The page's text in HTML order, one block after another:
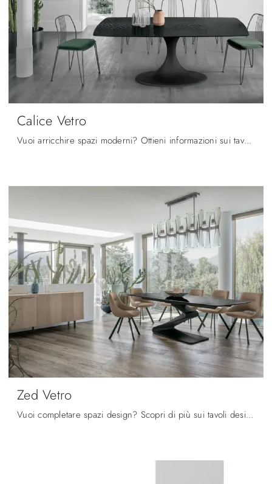
Calice Vetro
Vuoi arricchire spazi moderni? Ottieni informazioni sui tavoli moderni fissi: il modello da pranzo Calice Vetro ti sta aspettando.
Zed Vetro
Vuoi completare spazi design? Scopri di più sui tavoli design allungabili: il modello da pranzo Zed Vetro ti sta aspettando.